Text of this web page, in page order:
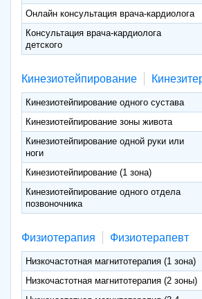
Онлайн консультация врача-кардиолога
Консультация врача-кардиолога
детского
Кинезиотейпирование
Кинезиотейпирование одного сустава
Кинезиотейпирование зоны живота
Кинезиотейпирование одной руки или
ноги
Кинезиотейпирование (1 зона)
Кинезиотейпирование одного отдела
позвоночника
Физиотерапия Физиотерапевт
Низкочастотная магнитотерапия (1 зона)
Низкочастотная магнитотерапия (2 зоны)